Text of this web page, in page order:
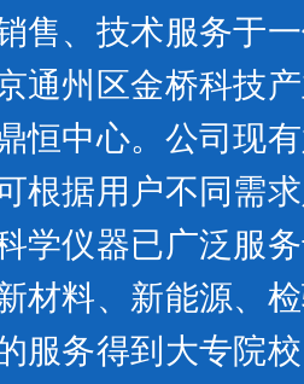
售、技术服务于
通州区金桥科技
恒中心。公司现
根据用户不同需
仪器已广泛服务
材料、新能源、
服务得到大专院